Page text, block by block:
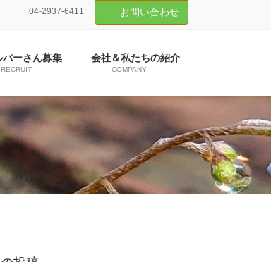
04-2937-6411 お問い合わせ
パーさん募集
RECRUIT
会社＆私たちの紹介
COMPANY